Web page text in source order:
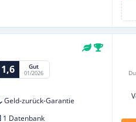
1,6 Gut
01/2026
Geld-zurück-Garantie
1 Datenbank